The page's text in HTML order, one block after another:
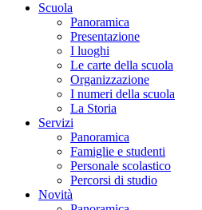
Scuola
Panoramica
Presentazione
I luoghi
Le carte della scuola
Organizzazione
I numeri della scuola
La Storia
Servizi
Panoramica
Famiglie e studenti
Personale scolastico
Percorsi di studio
Novità